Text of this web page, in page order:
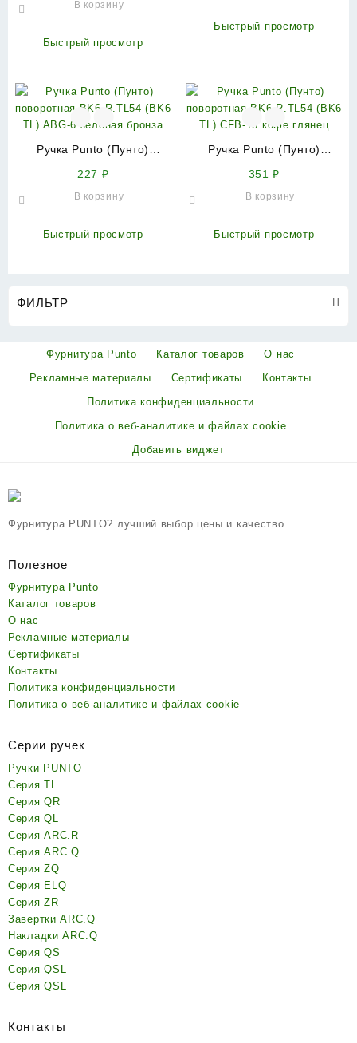
замок (1 пара)
В корзину
Быстрый просмотр
Быстрый просмотр
Ручка Punto (Пунто)
бронза
227 ₽
В корзину
Быстрый просмотр
Ручка Punto (Пунто)
глянец
351₽
В корзину
Быстрый просмотр
ФИЛЬТР
Фурнитура Punto Каталог товаров
О нас
Рекламные материалы
Сертификаты
Контакты
Политика конфиденциальности
Политика о веб-аналитике и файлах cookie
Добавить виджет
Фурнитура PUNTO? лучший выбор цены и качество
Полезное
Фурнитура Punto
Каталог товаров
О нас
Рекламные материалы
Сертификаты
Контакты
Политика конфиденциальности
Политика о веб-аналитике и файлах cookie
Серии ручек
Ручки PUNTO
Серия TL
Серия QR
Серия QL
Серия ARC.R
Серия ARC.Q
Серия ZQ
Серия ELQ
Серия ZR
Завертки ARC.Q
Накладки ARC.Q
Серия QS
Серия QSL
Серия QSL
Контакты